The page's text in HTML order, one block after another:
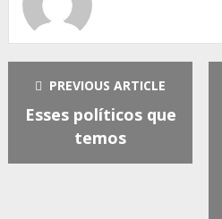
PREVIOUS ARTICLE
Esses políticos que
temos